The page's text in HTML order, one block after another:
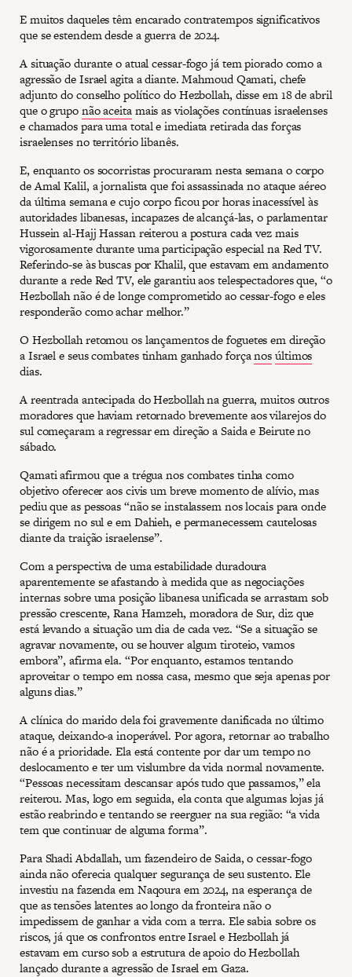
E muitos daqueles têm encarado contratempos significativos
que se estendem desde a guerra de 2024.
A situação durante o atual cessar-fogo já tem piorado como a
agressão de Israel agita a diante. Mahmoud Qamati, chefe
adjunto do conselho político do Hezbollah, disse em 18 de abril
que o gruponão aceitamais as violações contínuas israelenses
e chamados para uma total e imediata retirada das forças
israelenses no território libanês.
E, enquanto os socorristas procuraram nesta semana o corpo
de Amal Kalil, a jornalista que foi assassinada no ataque aéreo
da última semana e cujo corpo ficou por horas inacessível às
autoridades libanesas, incapazes de alcançá-las, o parlamentar
Hussein al-Hajj Hassan reiterou a postura cada vez mais
vigorosamente durante uma participação especial na Red TV.
Referindo-se às buscas por Khalil, que estavam em andamento
durante a rede Red TV, ele garantiu aos telespectadores que, “o
Hezbollah não é de longe comprometido ao cessar-fogo e eles
responderão como achar melhor.”
O Hezbollah retomou os lançamentos de foguetes em direção
a Israel e seus combates tinham ganhado forçanosúltimos
dias.
A reentrada antecipada do Hezbollah na guerra, muitos outros
moradores que haviam retornado brevemente aos vilarejos do
sul começaram a regressar em direção a Saida e Beirute no
sábado.
Qamati afirmou que a trégua nos combates tinha como
objetivo oferecer aos civis um breve momento de alívio, mas
pediu que as pessoas “não se instalassem nos locais para onde
se dirigem no sul e em Dahieh, e permanecessem cautelosas
diante da traição israelense”.
Com a perspectiva de uma estabilidade duradoura
aparentemente se afastando à medida que as negociações
internas sobre uma posição libanesa unificada se arrastam sob
pressão crescente, Rana Hamzeh, moradora de Sur, diz que
está levando a situação um dia de cada vez. “Se a situação se
agravar novamente, ou se houver algum tiroteio, vamos
embora”, afirma ela. “Por enquanto, estamos tentando
aproveitar o tempo em nossa casa, mesmo que seja apenas por
alguns dias.”
A clínica do marido dela foi gravemente danificada no último
ataque, deixando-a inoperável. Por agora, retornar ao trabalho
não é a prioridade. Ela está contente por dar um tempo no
deslocamento e ter um vislumbre da vida normal novamente.
“Pessoas necessitam descansar após tudo que passamos,” ela
reiterou. Mas, logo em seguida, ela conta que algumas lojas já
estão reabrindo e tentando se reerguer na sua região: “a vida
tem que continuar de alguma forma”.
Para Shadi Abdallah, um fazendeiro de Saida, o cessar-fogo
ainda não oferecia qualquer segurança de seu sustento. Ele
investiu na fazenda em Naqoura em 2024, na esperança de
que as tensões latentes ao longo da fronteira não o
impedissem de ganhar a vida com a terra. Ele sabia sobre os
riscos, já que os confrontos entre Israel e Hezbollah já
estavam em curso sob a estrutura de apoio do Hezbollah
lançado durante a agressão de Israel em Gaza.